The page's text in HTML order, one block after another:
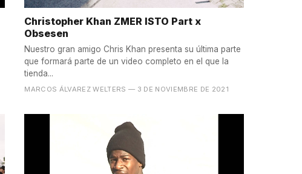
Christopher Khan ZMER ISTO Part x
Obsesen
Nuestro gran amigo Chris Khan presenta su última parte
que formará parte de un video completo en el que la
tienda...
MARCOS ÁLVAREZ WELTERS — 3 DE NOVIEMBRE DE 2021